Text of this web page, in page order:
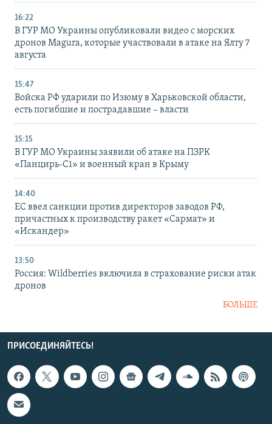
16:22
В ГУР МО Украины опубликовали видео с морских
дронов Magura, которые участвовали в атаке на Ялту 7
августа
15:47
Войска РФ ударили по Изюму в Харьковской области,
есть погибшие и пострадавшие – власти
15:15
В ГУР МО Украины заявили об атаке на ПЗРК
«Панцирь-С1» и военный кран в Крыму
14:40
ЕС ввел санкции против директоров заводов РФ,
причастных к производству ракет «Сармат» и
«Искандер»
13:50
Россия: Wildberries включила в страхование риски атак
дронов
БОЛЬШЕ
ПРИСОЕДИНЯЙТЕСЬ!